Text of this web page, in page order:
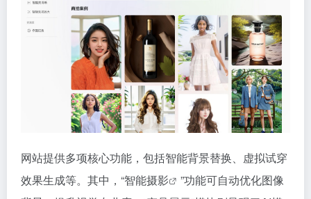
网站提供多项核心功能，包括智能背景替换、虚拟试穿
效果生成等。其中，“智能摄影
”功能可自动优化图像